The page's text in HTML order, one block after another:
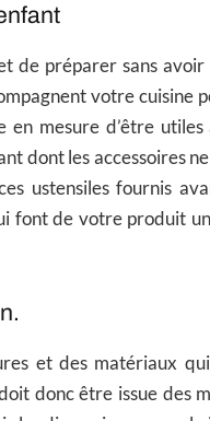
de préparer sans
votre cuisine
mesure d’être
dont les accessoires
ustensiles fournis
font de votre produit
et des matériaux
donc être issue des